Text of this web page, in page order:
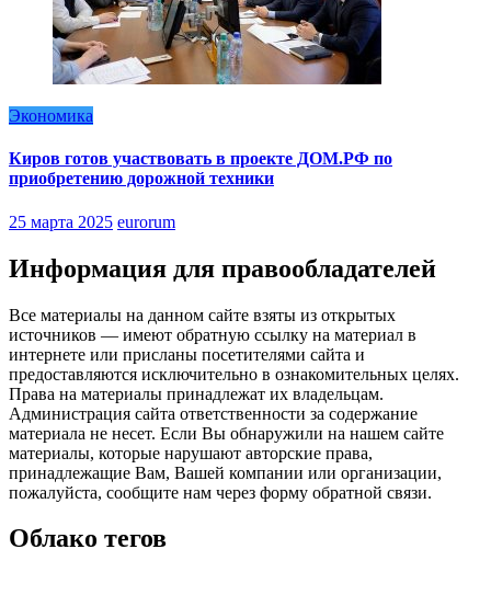
Экономика
Киров готов участвовать в проекте ДОМ.РФ по
приобретению дорожной техники
25 марта 2025 eurorum
Информация для правообладателей
Все материалы на данном сайте взяты из открытых
источников — имеют обратную ссылку на материал в
интернете или присланы посетителями сайта и
предоставляются исключительно в ознакомительных целях.
Права на материалы принадлежат их владельцам.
Администрация сайта ответственности за содержание
материала не несет. Если Вы обнаружили на нашем сайте
материалы, которые нарушают авторские права,
принадлежащие Вам, Вашей компании или организации,
пожалуйста, сообщите нам через форму обратной связи.
Облако тегов